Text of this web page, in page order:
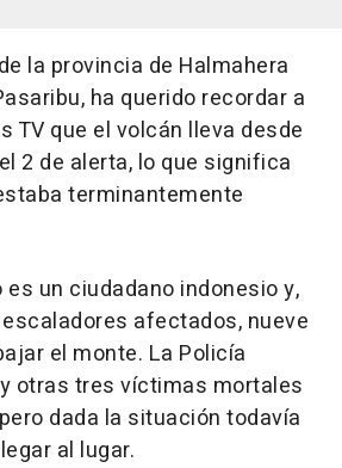
la provincia de Halmahera
ha querido recordar a
TV que el volcán lleva desde
2 de alerta, lo que significa
terminantemente
un ciudadano indonesio y,
afectados, nueve
el monte. La Policía
otras tres víctimas mortales
dada la situación todavía
al lugar.